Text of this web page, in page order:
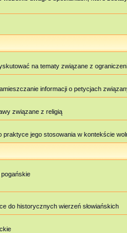
na tematy związane z
informacji o petycjach
związane z religią
praktyce jego stosowania w kontekście
do historycznych wierzeń słowiańskich